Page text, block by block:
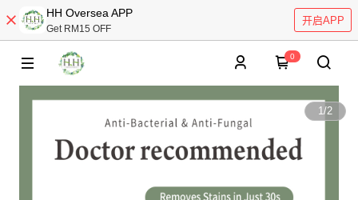
HH Oversea APP
Get RM15 OFF
开启APP
0
1/2